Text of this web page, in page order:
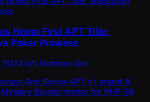
Home First APT Title;
Poker Prowess
2024 bởi Matthew Ooi